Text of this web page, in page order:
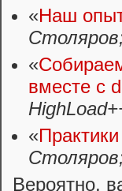
«Наш
«
вместе с
«
Вероятно,